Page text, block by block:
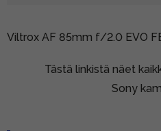
Viltrox AF 85mm f/2.0 EVO
Tästä linkistä näet
Sony